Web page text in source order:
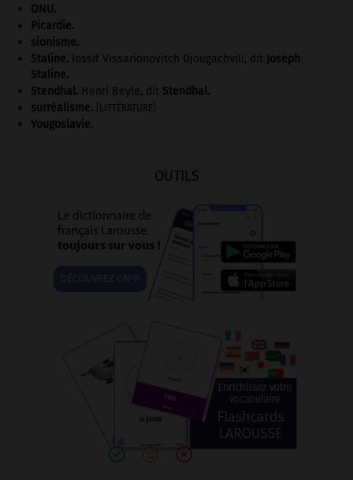
ONU.
Picardie.
sionisme.
Staline. Iossif Vissarionovitch Djougachvili, dit Joseph
Staline.
Stendhal. Henri Beyle, dit Stendhal.
surréalisme.
[LITTÉRATURE]
Yougoslavie.
OUTILS